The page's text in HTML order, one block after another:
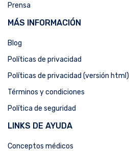
Prensa
MÁS INFORMACIÓN
Blog
Políticas de privacidad
Políticas de privacidad (versión html)
Términos y condiciones
Política de seguridad
LINKS DE AYUDA
Conceptos médicos